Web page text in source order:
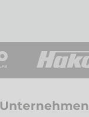
Unternehmen